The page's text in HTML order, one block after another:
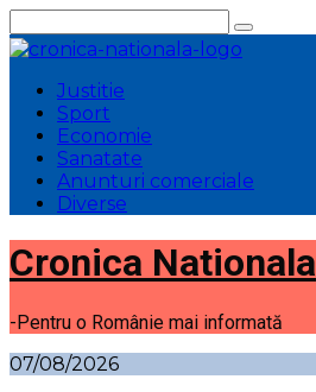
la
conținut
Justitie
Sport
Economie
Sanatate
Anunturi comerciale
Diverse
Cronica Nationala
-Pentru o Românie mai informată
07/08/2026